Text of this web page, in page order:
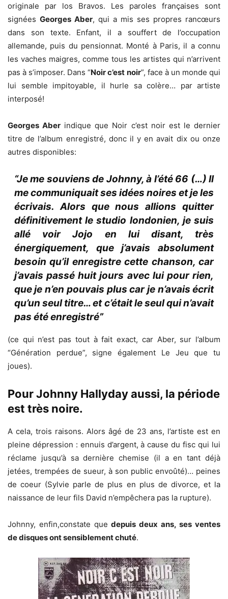
originale par los Bravos. Les paroles françaises sont
signées Georges Aber, qui a mis ses propres rancœurs
dans son texte. Enfant, il a souffert de l’occupation
allemande, puis du pensionnat. Monté à Paris, il a connu
les vaches maigres, comme tous les artistes qui n’arrivent
pas à s’imposer. Dans “Noir c’est noir”, face à un monde qui
lui semble impitoyable, il hurle sa colère… par artiste
interposé!
Georges Aber indique que Noir c’est noir est le dernier
titre de l’album enregistré, donc il y en avait dix ou onze
autres disponibles:
“Je me souviens de Johnny, à l’été 66 (…) Il
me communiquait ses idées noires et je les
écrivais. Alors que nous allions quitter
définitivement le studio londonien, je suis
allé voir Jojo en lui disant, très
énergiquement, que j’avais absolument
besoin qu’il enregistre cette chanson, car
j’avais passé huit jours avec lui pour rien,
que je n’en pouvais plus car je n’avais écrit
qu’un seul titre… et c’était le seul qui n’avait
pas été enregistré”
(ce qui n’est pas tout à fait exact, car Aber, sur l’album
“Génération perdue”, signe également Le Jeu que tu
joues).
Pour Johnny Hallyday aussi, la période
est très noire.
A cela, trois raisons. Alors âgé de 23 ans, l’artiste est en
pleine dépression : ennuis d’argent, à cause du fisc qui lui
réclame jusqu’à sa dernière chemise (il a en tant déjà
jetées, trempées de sueur, à son public envoûté)… peines
de coeur (Sylvie parle de plus en plus de divorce, et la
naissance de leur fils David n’empêchera pas la rupture).
Johnny, enfin,constate que depuis deux ans, ses ventes
de disques ont sensiblement chuté.